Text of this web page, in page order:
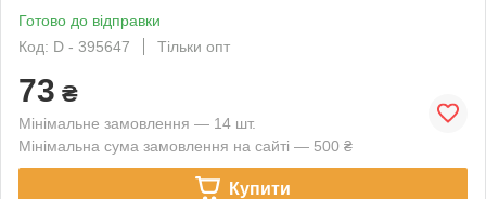
Готово до відправки
Код: D - 395647
Тільки опт
73 ₴
Мінімальне замовлення — 14 шт.
Мінімальна сума замовлення на сайті — 500 ₴
Купити